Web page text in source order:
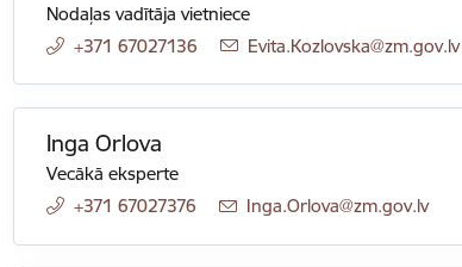
Nodaļas vadītāja vietniece
+371 67027136
E-pasts:
Evita.Kozlovska@zm.gov.lv
Inga Orlova
Vecākā eksperte
+371 67027376
E-pasts:
Inga.Orlova@zm.gov.lv